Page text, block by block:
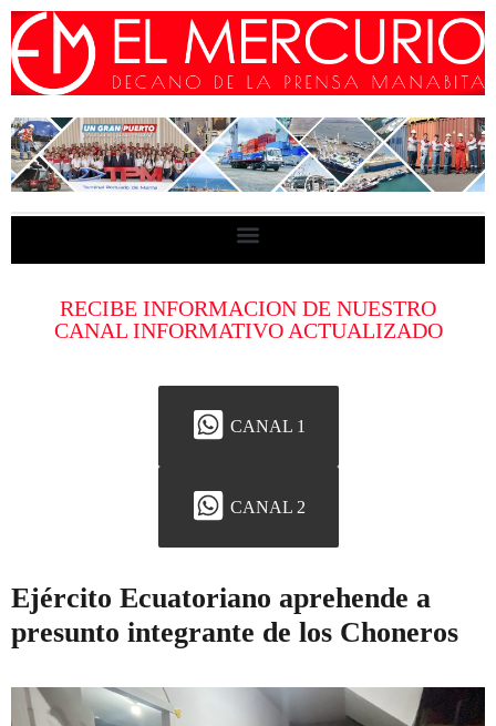
RECIBE INFORMACION DE NUESTRO
CANAL INFORMATIVO ACTUALIZADO
CANAL 1
CANAL 2
Ejército Ecuatoriano aprehende a
presunto integrante de los Choneros